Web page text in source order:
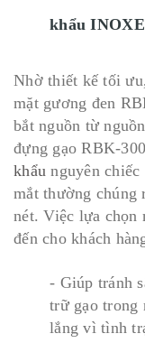
khẩu
Nhờ thiết kế tối
mặt gương đen
bắt nguồn từ
đựng gạo RBK-
khẩu nguyên chiếc
mắt thường chúng
nét. Việc lựa chọn
đến cho khách
- Giúp tránh
trữ gạo trong
lắng vì tình